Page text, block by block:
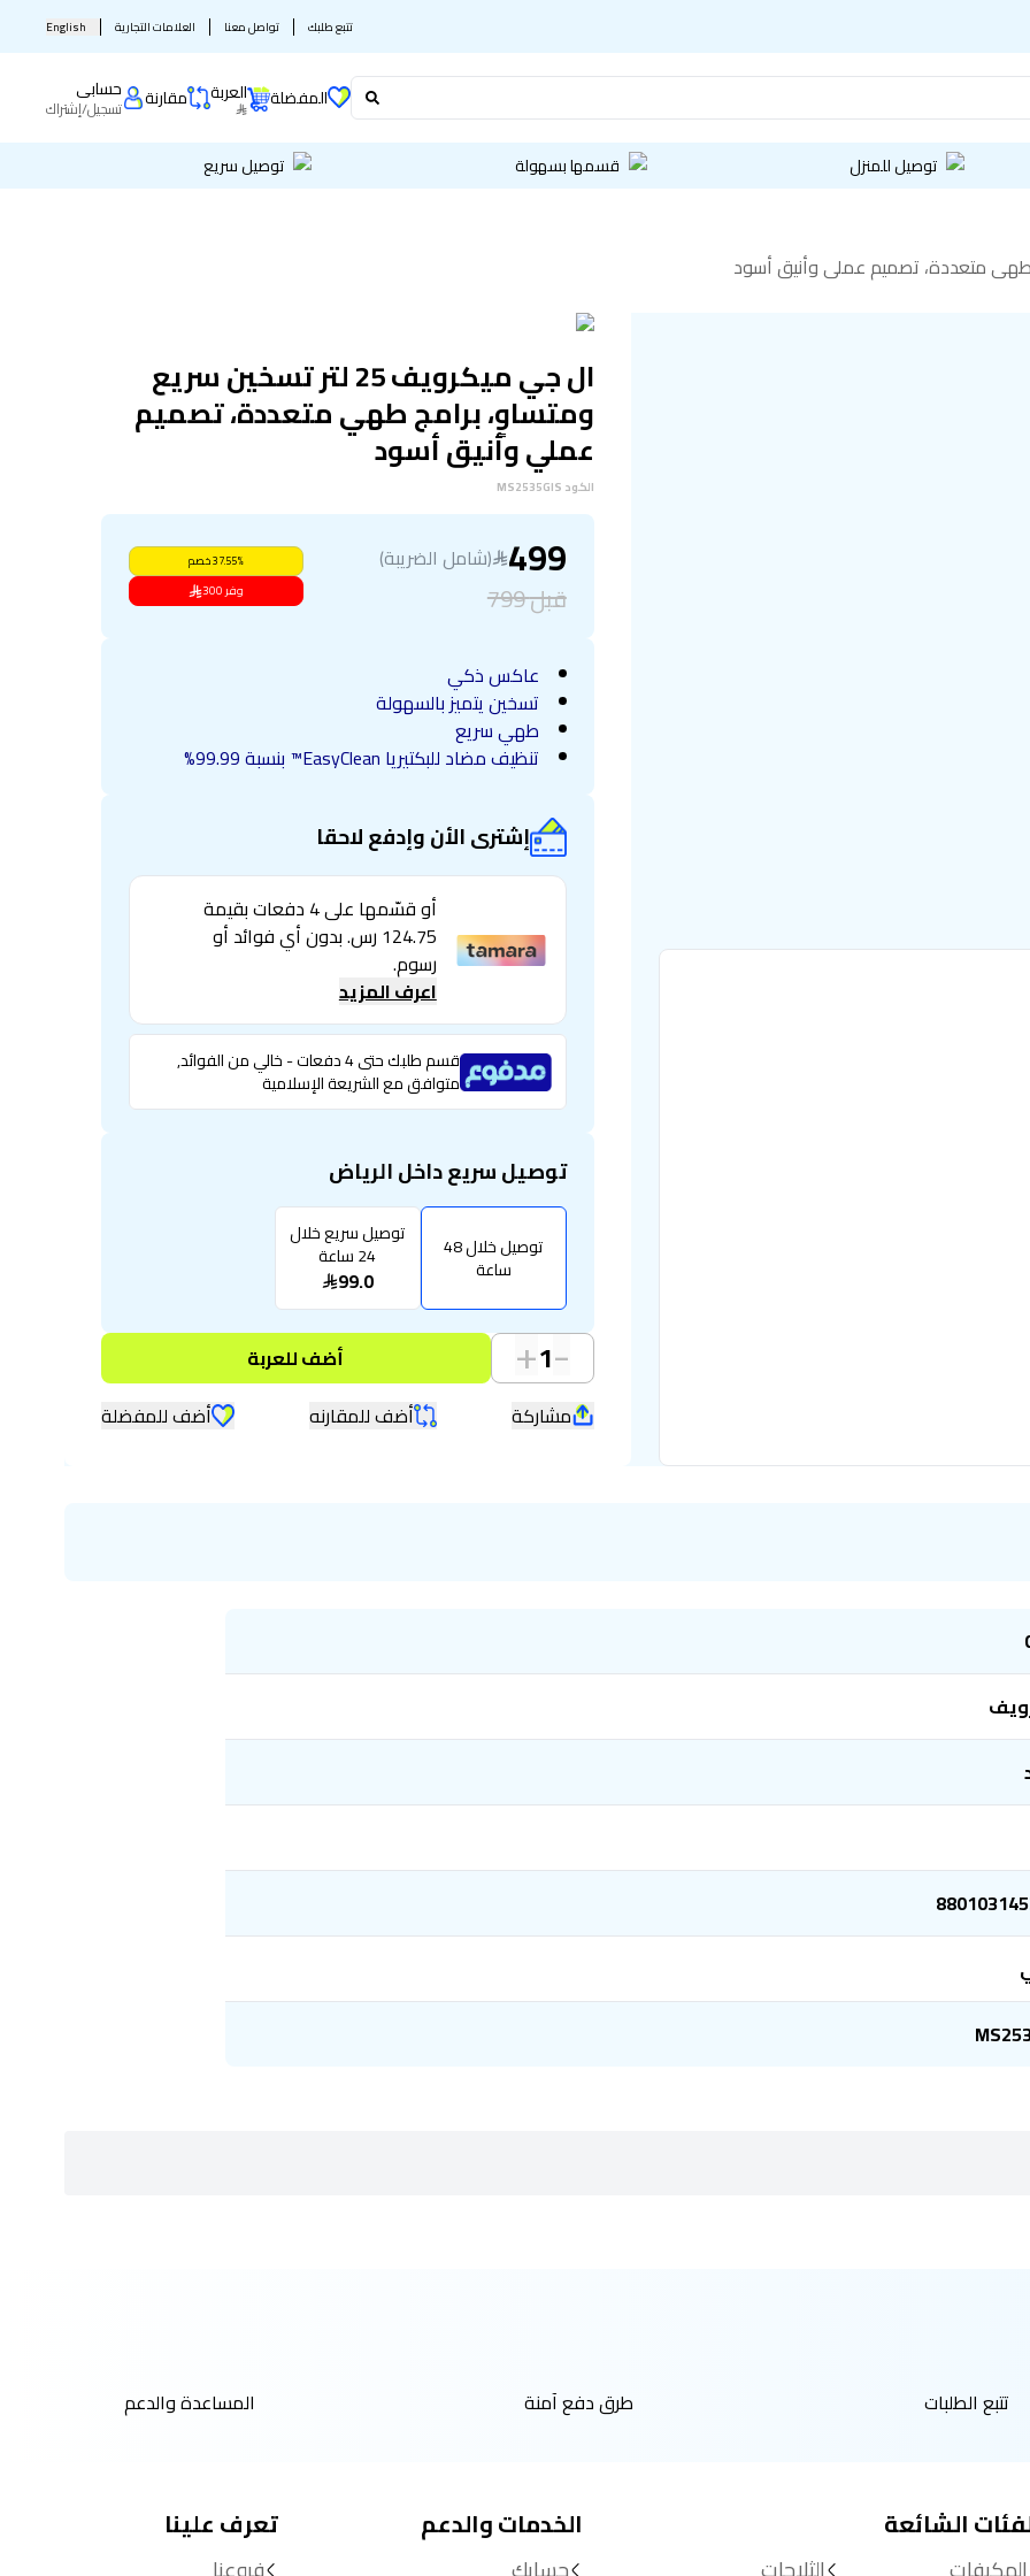
تتبع طلبك تواصل معنا العلامات التجارية English
المفضلة العربة مقارنة حسابى
تسجيل/إشتراك
توصيل للمنزل قسمها بسهولة توصيل سريع
ال جي ميكرويف 25 لتر تسخين سريع
ومتساوٍ، برامج طهي متعددة، تصميم
عملي وأنيق أسود
الكود MS2535GIS
499 (شامل الضريبة)
قبل799
37.55% خصم
وفر300
عاكس ذكي
تسخين يتميز بالسهولة
طهي سريع
تنظيف مضاد للبكتيريا EasyClean™ بنسبة 99.99%
إشترى الأن وإدفع لاحقا
أو قسّمها على 4 دفعات بقيمة
124.75 رس. بدون أي فوائد أو
رسوم.
اعرف المزيد
قسم طلبك حتى 4 دفعات - خالي من الفوائد,
متوافق مع الشريعة الإسلامية
توصيل سريع داخل الرياض
توصيل خلال 48
ساعة
توصيل سريع خلال
24 ساعة
99.0
-
1
+
أضف للعربة
مشاركة
أضف للمقارنه أضف للمفضلة
تتبع الطلبات طرق دفع آمنة المساعدة والدعم
الشائعة الخدمات والدعم تعرف علينا